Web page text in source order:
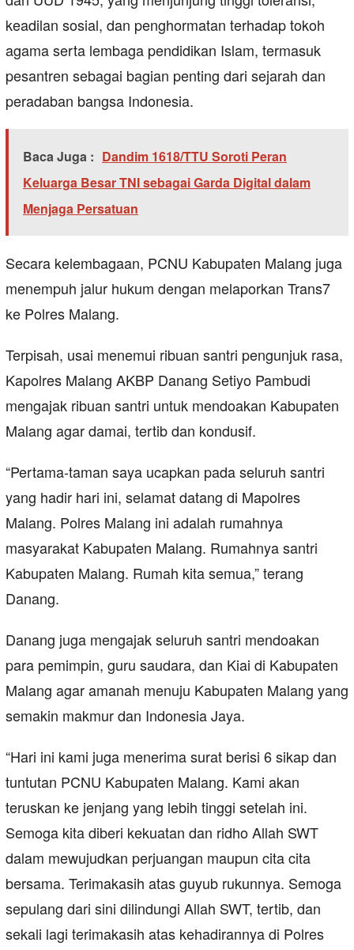
keadilan sosial, dan penghormatan terhadap tokoh
agama serta lembaga pendidikan Islam, termasuk
pesantren sebagai bagian penting dari sejarah dan
peradaban bangsa Indonesia.
Baca Juga : Dandim 1618/TTU Soroti Peran
Keluarga Besar TNI sebagai Garda Digital dalam
Menjaga Persatuan
Secara kelembagaan, PCNU Kabupaten Malang juga
menempuh jalur hukum dengan melaporkan Trans7
ke Polres Malang.
Terpisah, usai menemui ribuan santri pengunjuk rasa,
Kapolres Malang AKBP Danang Setiyo Pambudi
mengajak ribuan santri untuk mendoakan Kabupaten
Malang agar damai, tertib dan kondusif.
“Pertama-taman saya ucapkan pada seluruh santri
yang hadir hari ini, selamat datang di Mapolres
Malang. Polres Malang ini adalah rumahnya
masyarakat Kabupaten Malang. Rumahnya santri
Kabupaten Malang. Rumah kita semua,” terang
Danang.
Danang juga mengajak seluruh santri mendoakan
para pemimpin, guru saudara, dan Kiai di Kabupaten
Malang agar amanah menuju Kabupaten Malang yang
semakin makmur dan Indonesia Jaya.
“Hari ini kami juga menerima surat berisi 6 sikap dan
tuntutan PCNU Kabupaten Malang. Kami akan
teruskan ke jenjang yang lebih tinggi setelah ini.
Semoga kita diberi kekuatan dan ridho Allah SWT
dalam mewujudkan perjuangan maupun cita cita
bersama. Terimakasih atas guyub rukunnya. Semoga
sepulang dari sini dilindungi Allah SWT, tertib, dan
sekali lagi terimakasih atas kehadirannya di Polres